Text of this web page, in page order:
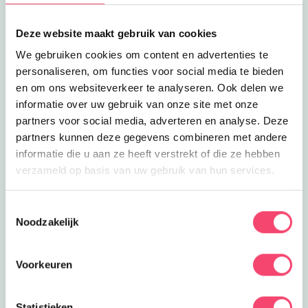
Deze website maakt gebruik van cookies
We gebruiken cookies om content en advertenties te
personaliseren, om functies voor social media te bieden
en om ons websiteverkeer te analyseren. Ook delen we
informatie over uw gebruik van onze site met onze
partners voor social media, adverteren en analyse. Deze
partners kunnen deze gegevens combineren met andere
informatie die u aan ze heeft verstrekt of die ze hebben
verzameld op basis van uw gebruik van hun services.
Noodzakelijk
Voorkeuren
km
Binnenpret in Woerden
De Pretfabriek is een indoor speeltuin
met glijbanen, klimdoolhoven,
lasergamen en véél meer!
5.9 km
Eropuit
Cattenbroekerplas
Neem een heerlijke duik in deze
verfrissende recreatieplas in Woerden.
Super met kids!
Lees meer Cattenbroekerplas
6.7 km
Feestjes
Lasergame feest!
zelf gekozen locatie met Groene Hart
Lees meer Lasergame feest!
6.7 km
Woerden. Bekijk te gekke freeruntrics